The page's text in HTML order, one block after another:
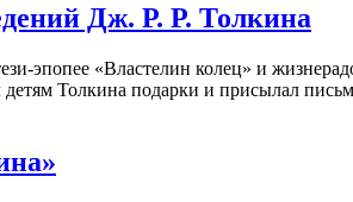
Дж. Р. Р. Толкина
эпопее «Властелин колец» и
Толкина подарки и присылал